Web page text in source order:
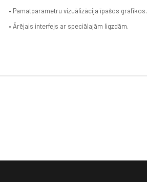
• Pamatparametru vizuālizācija īpašos grafikos.
• Ārējais interfejs ar speciālajām ligzdām.